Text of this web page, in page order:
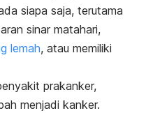
siapa saja, terutama
sinar matahari,
lemah, atau memiliki
prakanker,
menjadi kanker.